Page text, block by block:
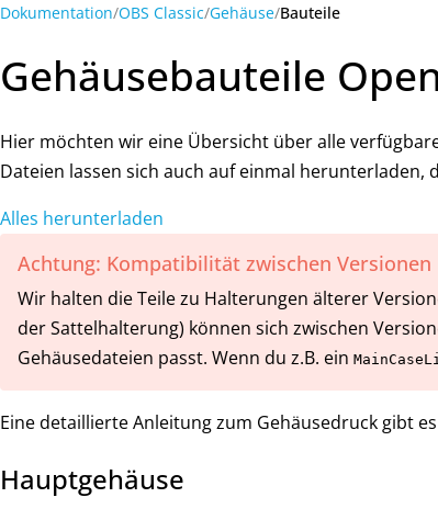
Dokumentation OBS Classic Gehäuse Bauteile
Gehäusebauteile
Hier möchten wir eine Übersicht über alle
Dateien lassen sich auch auf einmal
Alles herunterladen
Achtung: Kompatibilität zwischen Versionen
Wir halten die Teile zu Halterungen älterer
der Sattelhalterung) können sich zwischen
Gehäusedateien passt. Wenn du z.B. ein
Eine detaillierte Anleitung zum Gehäusedruck gibt es
Hauptgehäuse